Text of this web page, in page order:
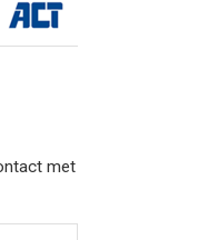
met